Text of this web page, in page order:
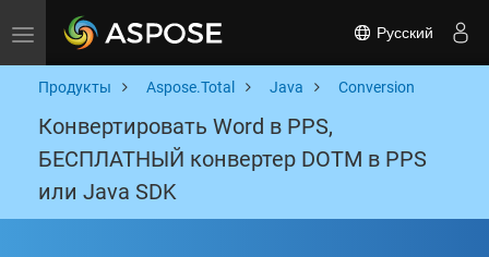
Toggle navigation Русский
Продукты Aspose.Total Java Conversion
Конвертировать Word в PPS,
БЕСПЛАТНЫЙ конвертер DOTM в PPS
или Java SDK